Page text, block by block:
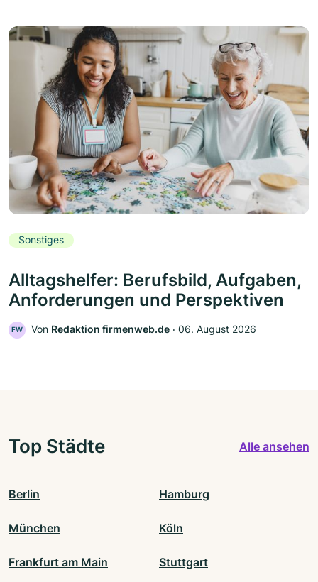
Sonstiges
Alltagshelfer: Berufsbild, Aufgaben,
Anforderungen und Perspektiven
FW Von Redaktion firmenweb.de ‧ 06. August 2026
Top Städte Alle ansehen
Berlin Hamburg
München Köln
Frankfurt am Main Stuttgart